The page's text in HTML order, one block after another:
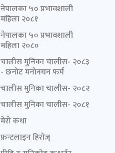
नेपालका ५० प्रभावशाली
महिला २०८१
नेपालका ५० प्रभावशाली
महिला २०८०
चालीस मुनिका चालीस- २०८३
- छनोट मनोनयन फर्म
चालीस मुनिका चालीस- २०८२
चालीस मुनिका चालीस- २०८१
मेरो कथा
फ्रन्टलाइन हिरोज्